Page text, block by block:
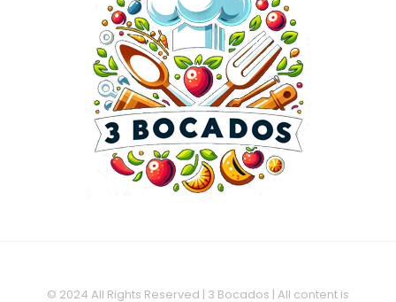
© 2024 All Rights Reserved | 3 Bocados | All content is